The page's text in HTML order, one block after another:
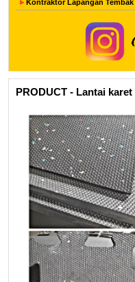
Kontraktor Lapangan Tembak
PRODUCT - Lantai